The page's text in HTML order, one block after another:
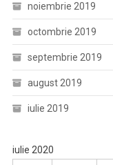
noiembrie 2019
octombrie 2019
septembrie 2019
august 2019
iulie 2019
iulie 2020